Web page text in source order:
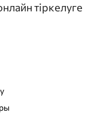
тіркелуге